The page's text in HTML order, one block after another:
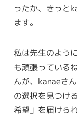
ったか、きっと
ます。
私は先生のよう
も頑張っている
んが、kanaeさ
の選択を見つけ
希望」を届けら